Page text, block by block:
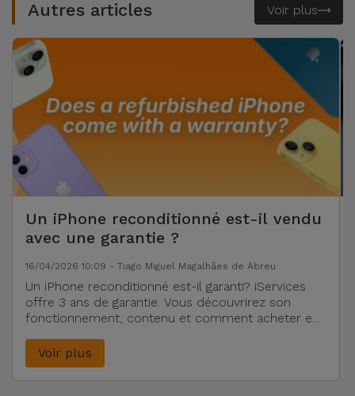
Autres articles Voir plus
Un iPhone reconditionné est-il vendu
avec une garantie ?
16/04/2026 10:09 - Tiago Miguel Magalhães de Abreu
Un iPhone reconditionné est-il garanti? iServices
offre 3 ans de garantie. Vous découvrirez son
fonctionnement, contenu et comment acheter en
Voir plus